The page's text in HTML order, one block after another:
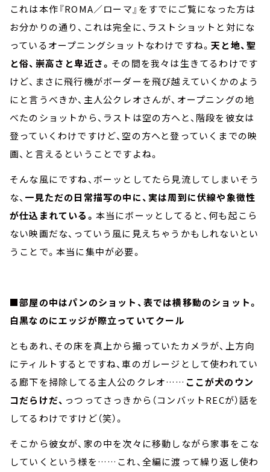
これは本作『ROMA／ローマ』をすでにご覧になった方は
お分かりの通り、これは完全に、ラストショットと対にな
っているオープニングショットなわけですね。天と地、聖
と俗、崇高さと卑近さ。 その間を我々は生きてるわけです
けど、まさに飛行機がボーダーを飛び越えていくかのよう
にと言うべきか、主人公クレオさんが、オープニングの地
べたのショットから、ラストは空の方へと、階段を彼女は
登っていくわけですけど、空の方へと登っていくまでの映
画、と言えるということですよね。
そんな風にですね、ボーッとしてたら見流してしまいそう
な、 一見ただの日常描写の中に、実は周到に伏線や象徴性
が仕込まれている。 本当にボーッとしてると、何も起こら
ない映画だな、っていう風に見えちゃうかもしれないとい
うことで。本当に集中が必要。
■部屋の中はパンのショット、表では横移動のショット。
白黒なのにエッジが際立っていてクール
ともあれ、その床を真上から撮っていたカメラが、上方向
にティルトするとですね、車のガレージとして使われてい
る廊下を掃除してる主人公のクレオ…… ここが犬のウン
コだらけだ、 っつってさっきから（コンバットRECが）話を
してるわけですけど（笑）。
そこから彼女が、家の中を次々に移動しながら家事をこな
していくという様を……これ、全編に渡って繰り返し使わ